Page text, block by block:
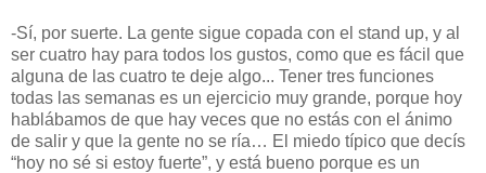
-Sí, por suerte. La gente sigue copada con el stand up, y al
ser cuatro hay para todos los gustos, como que es fácil que
alguna de las cuatro te deje algo... Tener tres funciones
todas las semanas es un ejercicio muy grande, porque hoy
hablábamos de que hay veces que no estás con el ánimo
de salir y que la gente no se ría… El miedo típico que decís
“hoy no sé si estoy fuerte”, y está bueno porque es un